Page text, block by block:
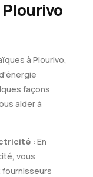
à Plourivo,
façons
aider à
: En
vous